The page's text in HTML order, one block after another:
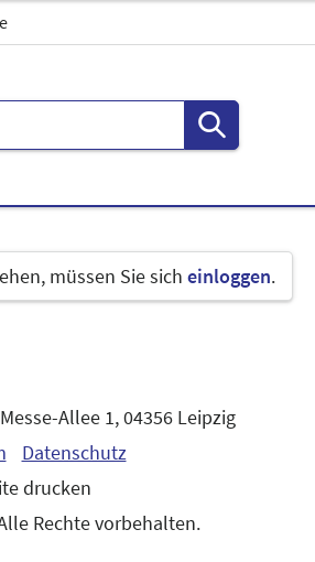
müssen Sie sich einloggen.
Allee 1, 04356 Leipzig
Datenschutz
drucken
Rechte vorbehalten.